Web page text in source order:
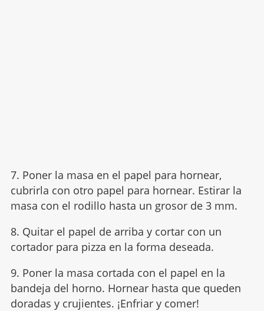
7. Poner la masa en el papel para hornear,
cubrirla con otro papel para hornear. Estirar la
masa con el rodillo hasta un grosor de 3 mm.
8. Quitar el papel de arriba y cortar con un
cortador para pizza en la forma deseada.
9. Poner la masa cortada con el papel en la
bandeja del horno. Hornear hasta que queden
doradas y crujientes. ¡Enfriar y comer!